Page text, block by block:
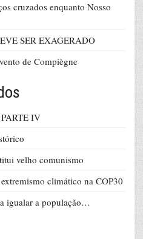
cruzados enquanto Nosso
SER EXAGERADO
de Compiègne
IV
velho comunismo
climático na COP30
igualar a população…